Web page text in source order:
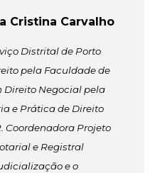
Cristina Carvalho
Distrital de Porto
pela Faculdade de
Direito Negocial pela
e Prática de Direito
Coordenadora Projeto
e Registral
e o